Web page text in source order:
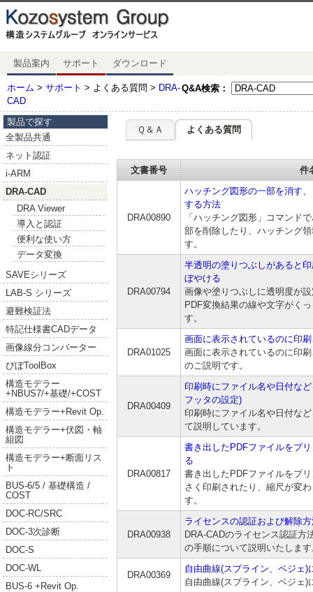
製品案内 サポート ダウンロード
Q&A検索：
ホーム > サポート > よくある質問 > DRA-
CAD
製品で探す
全製品共通
ネット認証
i-ARM
DRA-CAD
DRA Viewer
導入と認証
便利な使い方
データ変換
SAVEシリーズ
LAB-S シリーズ
避難検証法
特記仕様書CADデータ
画像線分コンバーター
ぴぼToolBox
構造モデラー
+NBUS7/+基礎/+COST
構造モデラー+Revit Op.
構造モデラー+伏図・軸
組図
構造モデラー+断面リス
ト
BUS-6/5 / 基礎構造 /
COST
DOC-RC/SRC
DOC-3次診断
DOC-S
DOC-WL
BUS-6 +Revit Op.
Ｑ＆Ａ よくある質問
文書番号 件
DRA00890
ハッチング図形の一部を消す
する方法
「ハッチング図形」コマンド
部を削除したり、ハッチング
す。
DRA00794
半透明の塗りつぶしがあると
ぼやける
画像や塗りつぶしに透明度が
PDF変換結果の線や文字がく
す。
DRA01025
画面に表示されているのに印
画面に表示されているのに印
のご説明です。
DRA00409
印刷時にファイル名や日付な
フッタの設定)
印刷時にファイル名や日付な
て説明しています。
DRA00817
書き出したPDFファイルをプ
る
書き出したPDFファイルをプ
さく印刷されたり、縮尺が変
す。
DRA00938
ライセンスの認証および解除
DRA-CADのライセンス認証方
の手順について説明いたしま
DRA00369
自由曲線(スプライン、ベジェ)
自由曲線(スプライン、ベジェ)